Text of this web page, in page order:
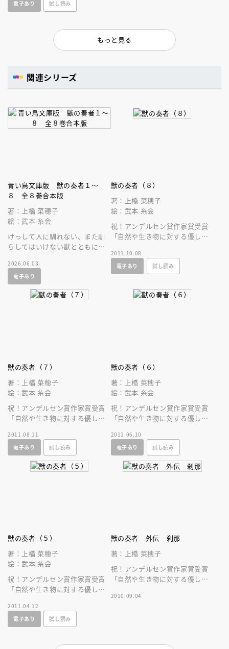
タジー！！
電子あり 試し読み
もっと見る
関連シリーズ
青い鳥文庫版 獣の奏者１～
８ 全８巻合本版
著：上橋 菜穂子
絵：武本 糸会
けっして人に馴れない、また馴
らしてはいけない獣とともに生
大な物語が、合本で登場。
2026.06.03
電子あり
獣の奏者（８）
著：上橋 菜穂子
絵：武本 糸会
祝！アンデルセン賞作家賞受賞
「自然や生き物に対する優しさ
２００万部突破の壮大なファン
タジー！！
2011.10.08
電子あり
試し読み
獣の奏者（７）
著：上橋 菜穂子
絵：武本 糸会
祝！アンデルセン賞作家賞受賞
「自然や生き物に対する優しさ
２００万部突破の壮大なファン
タジー！！
2011.08.11
電子あり
試し読み
獣の奏者（６）
著：上橋 菜穂子
絵：武本 糸会
祝！アンデルセン賞作家賞受賞
「自然や生き物に対する優しさ
２００万部突破の壮大なファン
タジー！！
2011.06.10
電子あり
試し読み
獣の奏者（５）
著：上橋 菜穂子
絵：武本 糸会
祝！アンデルセン賞作家賞受賞
「自然や生き物に対する優しさ
２００万部突破の壮大なファン
タジー！！
2011.04.12
電子あり
試し読み
獣の奏者 外伝 刹那
著：上橋 菜穂子
祝！アンデルセン賞作家賞受賞
「自然や生き物に対する優しさ
２００万部突破の壮大なファン
2010.09.04